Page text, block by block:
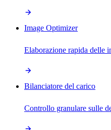
Image Optimizer
Elaborazione rapida delle
Bilanciatore del carico
Controllo granulare sulle